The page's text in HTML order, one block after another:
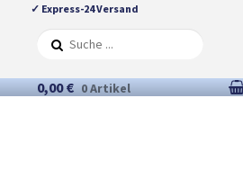
✓ Express-24 Versand
0,00 € 0 Artikel